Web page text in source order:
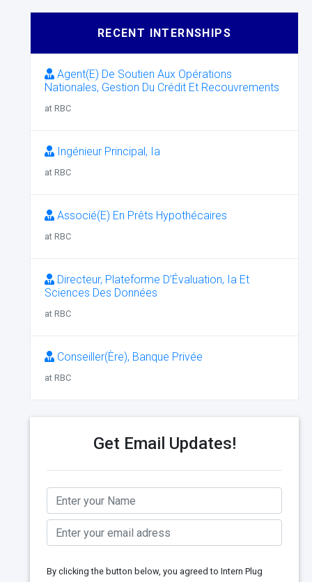
RECENT INTERNSHIPS
Agent(E) De Soutien Aux Opérations
Nationales, Gestion Du Crédit Et Recouvrements
at RBC
Ingénieur Principal, Ia
at RBC
Associé(E) En Prêts Hypothécaires
at RBC
Directeur, Plateforme D’Évaluation, Ia Et
Sciences Des Données
at RBC
Conseiller(Ère), Banque Privée
at RBC
Get Email Updates!
By clicking the button below, you agreed to Intern Plug